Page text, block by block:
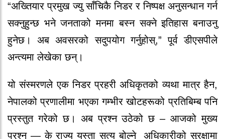
“अख्तियार प्रमुख ज्यु साँचिकै निडर र निष्पक्ष अनुसन्धान गर्न
सक्नुहुन्छ भने जनताको मनमा बस्न सक्ने इतिहास बनाउनु
हुनेछ। अब अवसरको सदुपयोग गर्नुहोस्,” पूर्व डीएसपीले
अन्त्यमा लेखेका छन्।
यो संस्मरणले एक निडर प्रहरी अधिकृतको व्यथा मात्र हैन,
नेपालको प्रणालीमा भएका गम्भीर खोटहरूको प्रतिबिम्ब पनि
प्रस्तुत गरेको छ। अब प्रश्न उठेको छ – आजको मुख्य
प्रश्न — के राज्य यस्ता सत्य बोल्ने
अधिकारीको सुरक्षामा